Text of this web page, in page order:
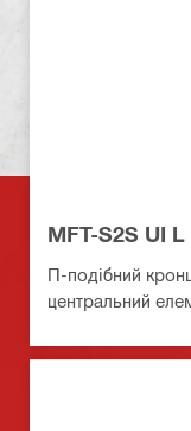
MFT-S2S UI
П-подібний
центральний